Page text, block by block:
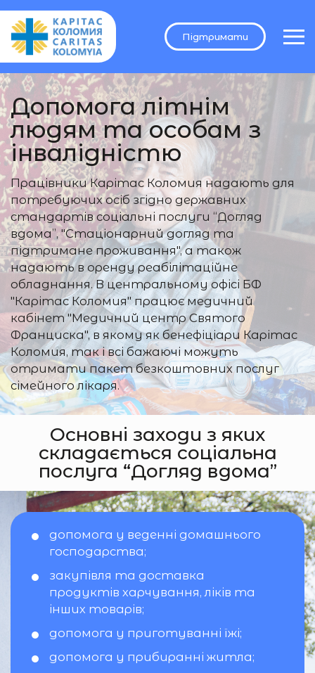
Підтримати
Допомога літнім
людям та особам з
інвалідністю
Працівники Карітас Коломия надають для
потребуючих осіб згідно державних
стандартів соціальні послуги “Догляд
вдома”, "Стаціонарний догляд та
підтримане проживання", а також
надають в оренду реабілітаційне
обладнання. В центральному офісі БФ
"Карітас Коломия" працює медичний
кабінет "Медичний центр Святого
Франциска", в якому як бенефіціари Карітас
Коломия, так і всі бажаючі можуть
отримати пакет безкоштовних послуг
сімейного лікаря.
Основні заходи з яких
складається соціальна
послуга “Догляд вдома”
допомога у веденні домашнього
господарства;
закупівля та доставка
продуктів харчування, ліків та
інших товарів;
допомога у приготуванні їжі;
допомога у прибиранні житла;